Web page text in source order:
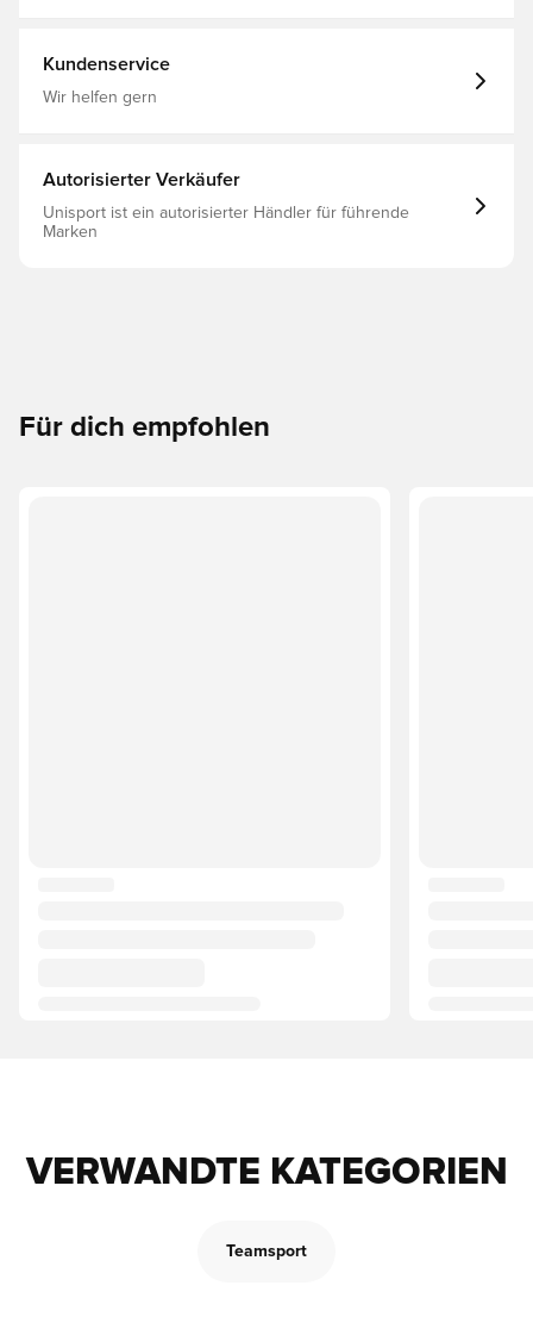
Kundenservice
Wir helfen gern
Autorisierter Verkäufer
Unisport ist ein autorisierter Händler für führende
Marken
Für dich empfohlen
VERWANDTE KATEGORIEN
Teamsport